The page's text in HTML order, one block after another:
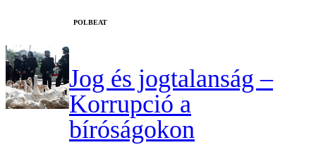
‎POLBEAT
Jog és jogtalanság –
Korrupció a
bíróságokon